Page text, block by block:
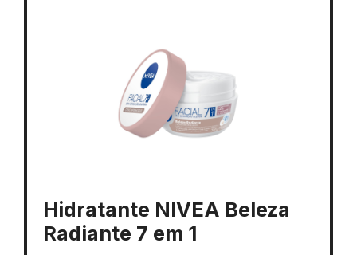
Hidratante NIVEA Beleza
Radiante 7 em 1